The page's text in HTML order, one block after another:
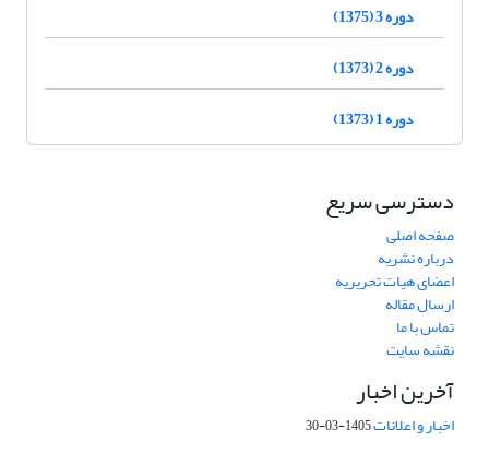
دوره 3 (1375)
دوره 2 (1373)
دوره 1 (1373)
دسترسی سریع
صفحه اصلی
درباره نشریه
اعضای هیات تحریریه
ارسال مقاله
تماس با ما
نقشه سایت
آخرین اخبار
اخبار و اعلانات1405-03-30